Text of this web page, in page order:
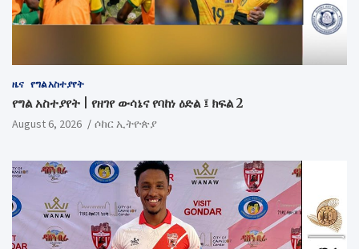
ዜና የግል አስተያየት
የግል አስተያየት | የዘገየ ውሳኔና የባከነ ዕድል ፤ ክፍል 2
August 6, 2026 ሶከር ኢትዮጵያ